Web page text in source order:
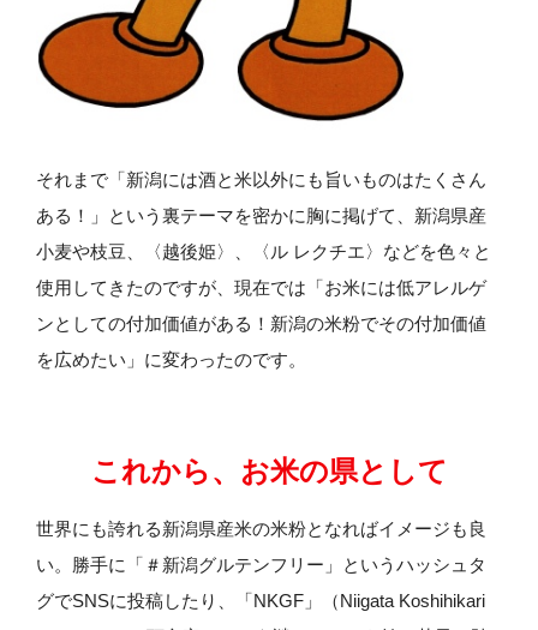
それまで「新潟には酒と米以外にも旨いものはたくさん
ある！」という裏テーマを密かに胸に掲げて、新潟県産
小麦や枝豆、〈越後姫〉、〈ル レクチエ〉などを色々と
使用してきたのですが、現在では「お米には低アレルゲ
ンとしての付加価値がある！新潟の米粉でその付加価値
を広めたい」に変わったのです。
これから、お米の県として
世界にも誇れる新潟県産米の米粉となればイメージも良
い。勝手に「＃新潟グルテンフリー」というハッシュタ
グでSNSに投稿したり、「NKGF」（Niigata Koshihikari